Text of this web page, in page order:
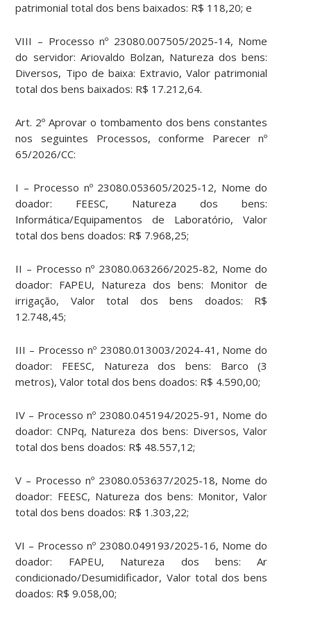
patrimonial total dos bens baixados: R$ 118,20; e
VIII – Processo nº 23080.007505/2025-14, Nome
do servidor: Ariovaldo Bolzan, Natureza dos bens:
Diversos, Tipo de baixa: Extravio, Valor patrimonial
total dos bens baixados: R$ 17.212,64.
Art. 2º Aprovar o tombamento dos bens constantes
nos seguintes Processos, conforme Parecer nº
65/2026/CC:
I – Processo nº 23080.053605/2025-12, Nome do
doador: FEESC, Natureza dos bens:
Informática/Equipamentos de Laboratório, Valor
total dos bens doados: R$ 7.968,25;
II – Processo nº 23080.063266/2025-82, Nome do
doador: FAPEU, Natureza dos bens: Monitor de
irrigação, Valor total dos bens doados: R$
12.748,45;
III – Processo nº 23080.013003/2024-41, Nome do
doador: FEESC, Natureza dos bens: Barco (3
metros), Valor total dos bens doados: R$ 4.590,00;
IV – Processo nº 23080.045194/2025-91, Nome do
doador: CNPq, Natureza dos bens: Diversos, Valor
total dos bens doados: R$ 48.557,12;
V – Processo nº 23080.053637/2025-18, Nome do
doador: FEESC, Natureza dos bens: Monitor, Valor
total dos bens doados: R$ 1.303,22;
VI – Processo nº 23080.049193/2025-16, Nome do
doador: FAPEU, Natureza dos bens: Ar
condicionado/Desumidificador, Valor total dos bens
doados: R$ 9.058,00;